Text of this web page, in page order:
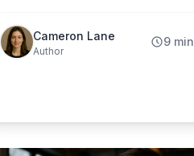
para pessoas de confiança —
sem perder o controle. Veja
Cameron Lane
Author
9 min